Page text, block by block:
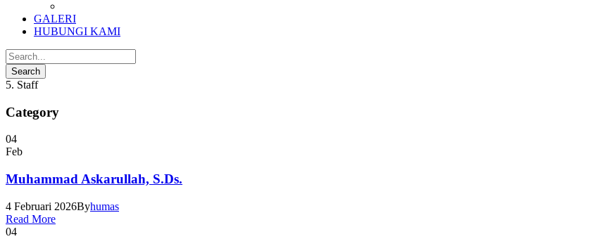
GALERI
HUBUNGI KAMI
5. Staff
Category
04
Feb
Muhammad Askarullah, S.Ds.
4 Februari 2026Byhumas
Read More
04